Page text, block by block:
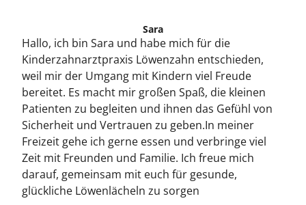
Sara
Hallo, ich bin Sara und habe mich für die
Kinderzahnarztpraxis Löwenzahn entschieden,
weil mir der Umgang mit Kindern viel Freude
bereitet. Es macht mir großen Spaß, die kleinen
Patienten zu begleiten und ihnen das Gefühl von
Sicherheit und Vertrauen zu geben.In meiner
Freizeit gehe ich gerne essen und verbringe viel
Zeit mit Freunden und Familie. Ich freue mich
darauf, gemeinsam mit euch für gesunde,
glückliche Löwenlächeln zu sorgen